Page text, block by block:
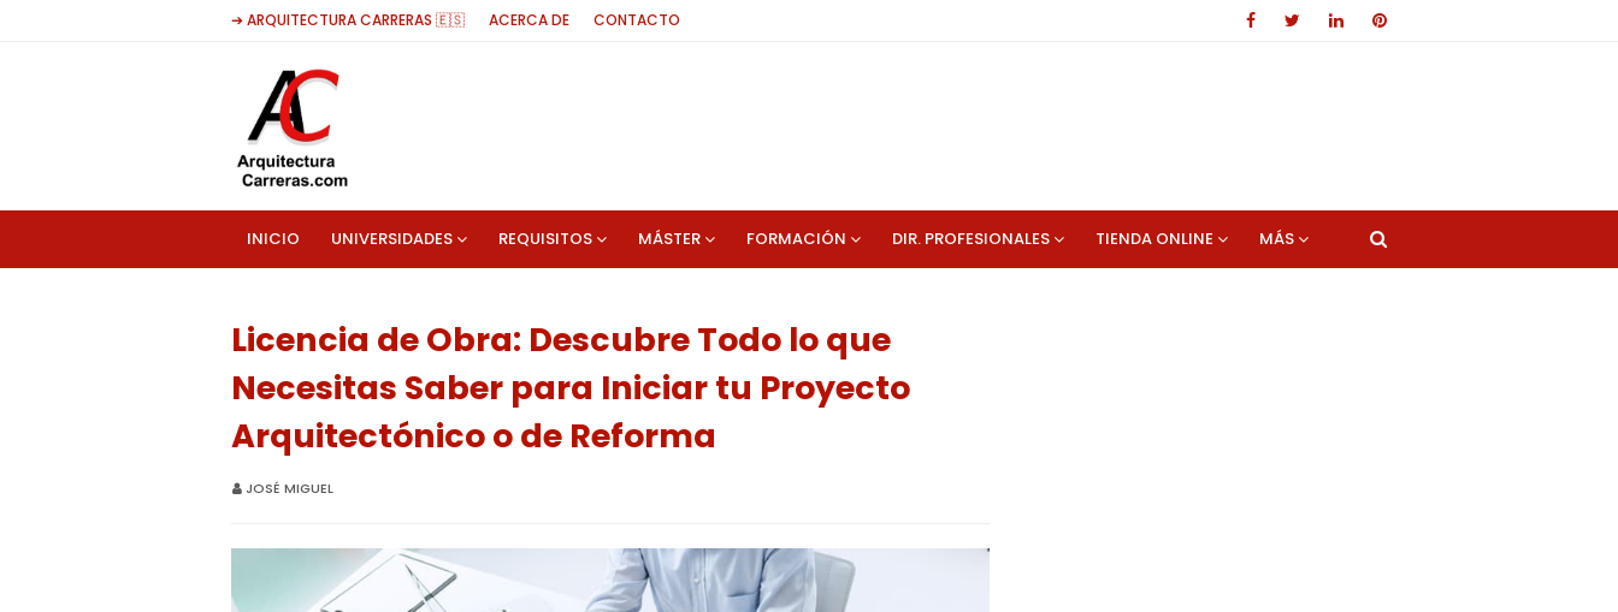
➔ ARQUITECTURA CARRERAS 🇪🇸 ACERCA DE CONTACTO
INICIO UNIVERSIDADES REQUISITOS MÁSTER FORMACIÓN DIR. PROFESIONALES TIENDA ONLINE MÁS
Licencia de Obra: Descubre Todo lo que
Necesitas Saber para Iniciar tu Proyecto
Arquitectónico o de Reforma
JOSÉ MIGUEL